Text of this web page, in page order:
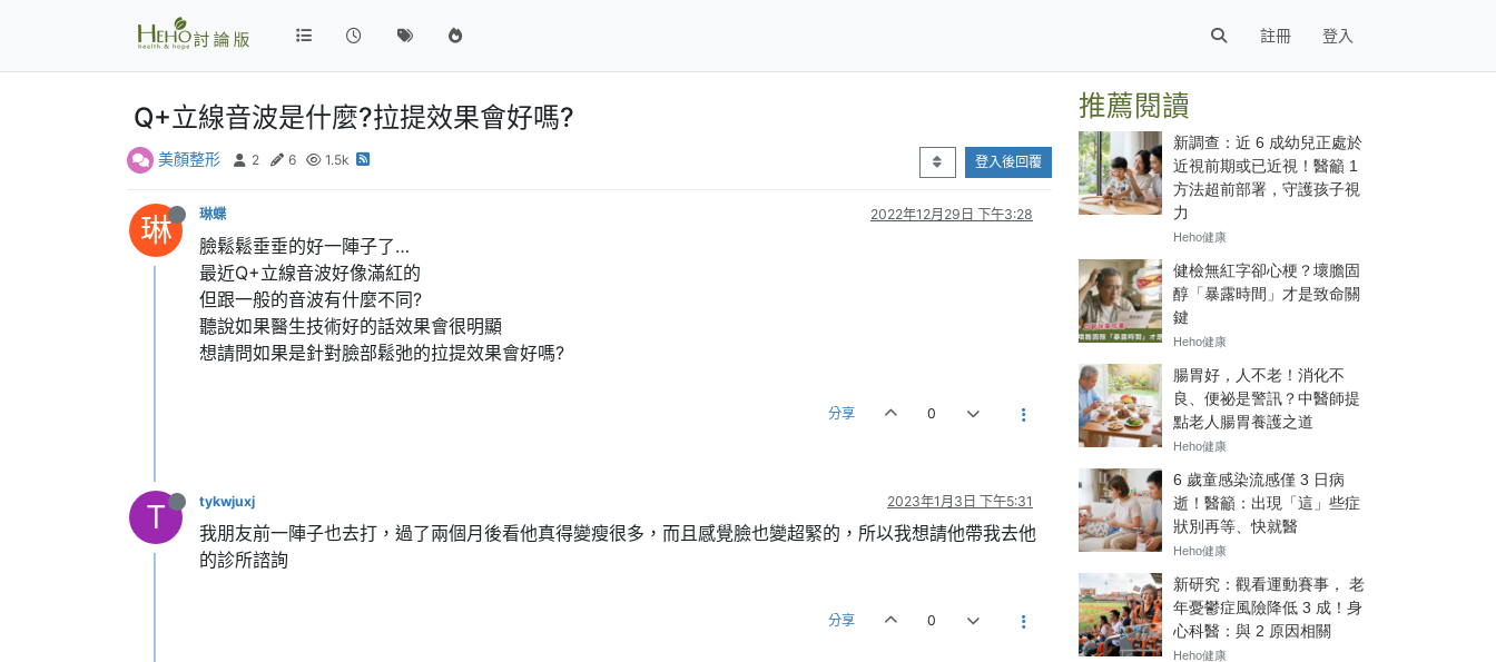
註冊 登入
Q+立線音波是什麼?拉提效果會好嗎?
美顏整形 2 6 1.5k 登入後回覆
琳 琳蝶 2022年12月29日 下午3:28
臉鬆鬆垂垂的好一陣子了…
最近Q+立線音波好像滿紅的
但跟一般的音波有什麼不同?
聽說如果醫生技術好的話效果會很明顯
想請問如果是針對臉部鬆弛的拉提效果會好嗎?
分享 0
T tykwjuxj 2023年1月3日 下午5:31
我朋友前一陣子也去打，過了兩個月後看他真得變瘦很多，而且感覺臉也變超緊的，所以我想請他帶我去他
的診所諮詢
分享 0
推薦閱讀